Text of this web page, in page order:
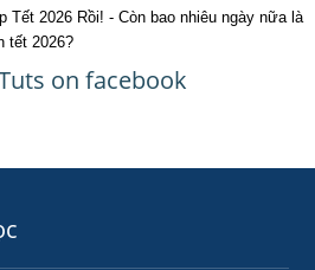
Tết 2026 Rồi! - Còn bao nhiêu ngày nữa là
tết 2026?
on facebook